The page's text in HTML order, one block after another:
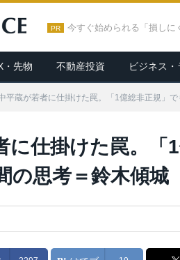
PR 今すぐ始められる「損しに
・先物 不動産投資 ビジネス・
平蔵が若者に仕掛けた罠。「1億総非正規」
に仕掛けた罠。「
の思考＝鈴木傾城